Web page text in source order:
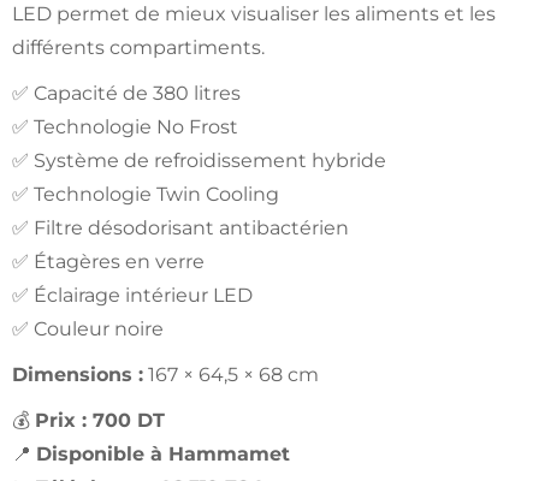
LED permet de mieux visualiser les aliments et les
différents compartiments.
✅ Capacité de 380 litres
✅ Technologie No Frost
✅ Système de refroidissement hybride
✅ Technologie Twin Cooling
✅ Filtre désodorisant antibactérien
✅ Étagères en verre
✅ Éclairage intérieur LED
✅ Couleur noire
Dimensions : 167 × 64,5 × 68 cm
💰 Prix : 700 DT
📍 Disponible à Hammamet